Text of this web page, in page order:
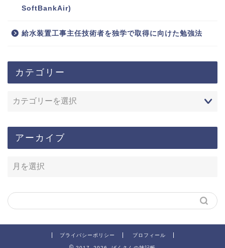
SoftBankAir)
給水装置工事主任技術者を独学で取得に向けた勉強法
カテゴリー
アーカイブ
プライバシーポリシー プロフィール